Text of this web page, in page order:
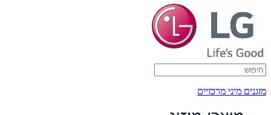
מזגנים מיני מרכזיים